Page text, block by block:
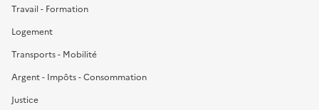
Travail - Formation
Logement
Transports - Mobilité
Argent - Impôts - Consommation
Justice